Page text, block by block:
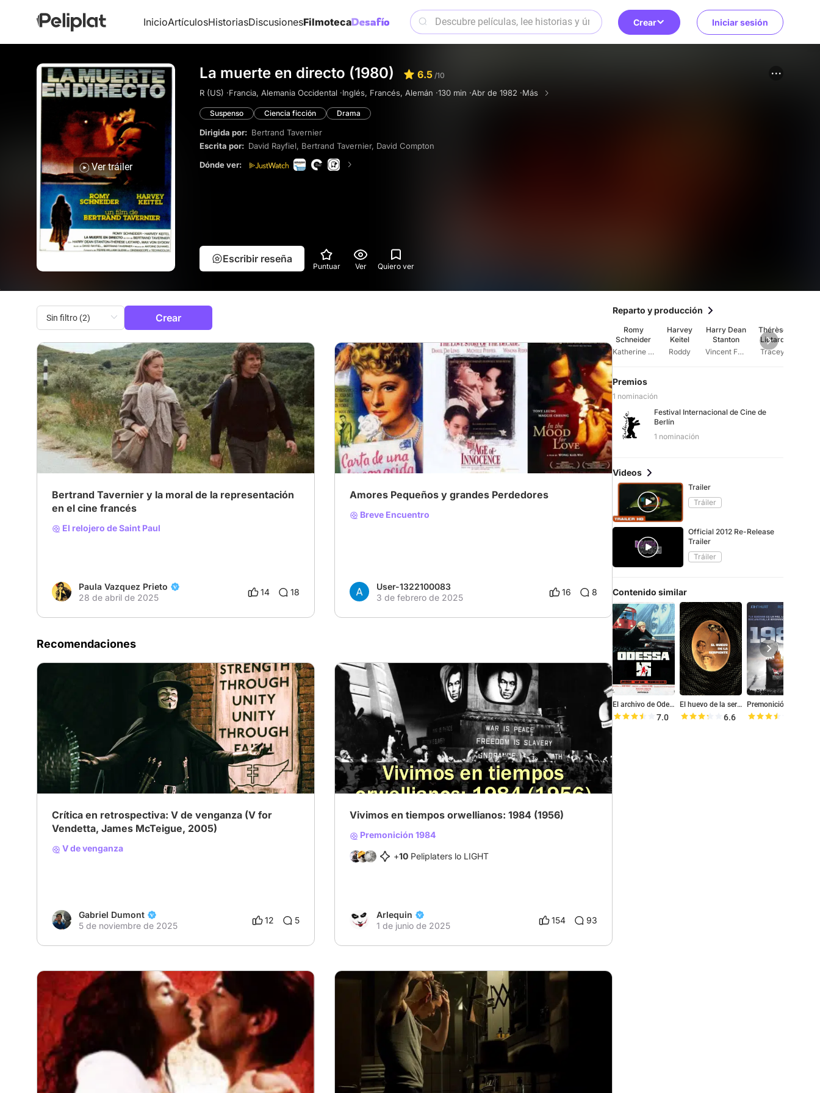
InicioArtículosHistoriasDiscusionesFilmoteca Crear Iniciar sesión
Ver tráiler
La muerte en directo (1980) 6.5 /10
R (US) ·Francia, Alemania Occidental ·Inglés, Francés, Alemán ·130 min ·Abr de 1982 ·Más
Suspenso Ciencia ficción Drama
Dirigida por: Bertrand Tavernier
Escrita por: David Rayfiel, Bertrand Tavernier, David Compton
Dónde ver:
Escribir reseña
Puntuar Ver Quiero ver
Crear
# Cine francés
Bertrand Tavernier y la moral de la representación
en el cine francés
El relojero de Saint Paul
Paula Vazquez Prieto
28 de abril de 2025
14 18
# Grandes Perdedores # Clásicos # Grandesperdedores
Amores Pequeños y grandes Perdedores
Breve Encuentro
User-1322100083
3 de febrero de 2025
16 8
Recomendaciones
Crítica en retrospectiva: V de venganza (V for
Vendetta, James McTeigue, 2005)
V de venganza
Gabriel Dumont
5 de noviembre de 2025
12 5
Vivimos en tiempos orwellianos: 1984 (1956)
Premonición 1984
+10 Peliplaters lo LIGHT
Arlequin
1 de junio de 2025
154 93
Reparto y producción
Romy
Schneider
Katherine Mortenhoe
Harvey
Keitel
Roddy
Harry Dean
Stanton
Vincent Ferriman
Thérèse
Liotard
Tracey
Premios
1 nominación
Festival Internacional de Cine de
Berlín
1 nominación
Videos
Trailer
Tráiler
Official 2012 Re-Release
Trailer
Tráiler
Contenido similar
El archivo de Odessa
7.0
El huevo de la serpiente
6.6
Premonición 1984